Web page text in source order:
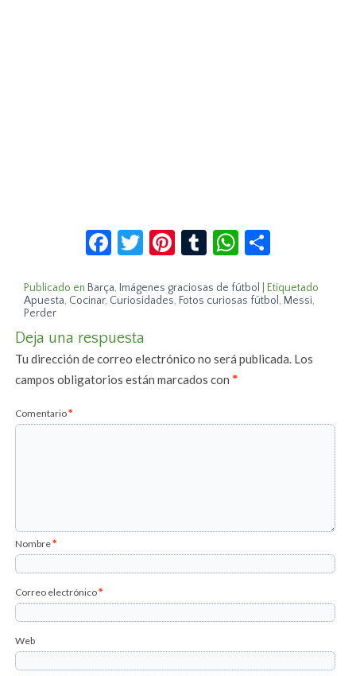
Facebook
Twitter
Pinterest
TumblrWhatsApp
Publicado en Barça, Imágenes graciosas de fútbol
Etiquetado
Apuesta, Cocinar, Curiosidades, Fotos curiosas fútbol , Messi,
Perder
Deja una respuesta
Tu dirección de correo electrónico no será publicada. Los
campos obligatorios están marcados con*
Comentario*
Nombre*
Correo electrónico*
Web